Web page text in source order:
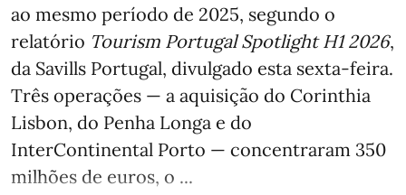
ao mesmo período de 2025, segundo o
relatório Tourism Portugal Spotlight H1 2026,
da Savills Portugal, divulgado esta sexta-feira.
Três operações — a aquisição do Corinthia
Lisbon, do Penha Longa e do
InterContinental Porto — concentraram 350
milhões de euros, o ...